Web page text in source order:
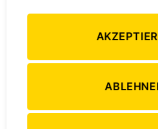
treiben, oder kurz sitzen zu bleiben,
Position war. Für diese drei Befehle
schon einmaldrei verschiedene
verschiedene Pfiffe hervorbringen
kompliziert, die Arbeit eines